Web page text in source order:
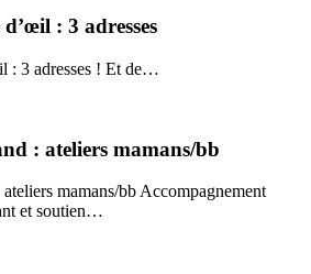
: 3 adresses
: 3 adresses ! Et de…
: ateliers mamans/bb
mamans/bb Accompagnement
et soutien…